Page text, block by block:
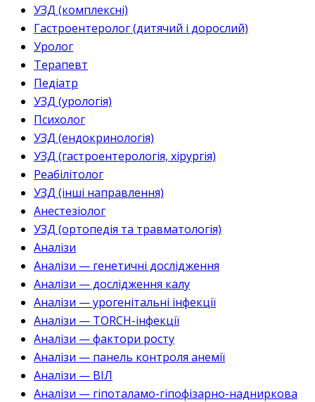
УЗД (комплексні)
Гастроентеролог (дитячий і дорослий)
Уролог
Терапевт
Педіатр
УЗД (урологія)
Психолог
УЗД (ендокринологія)
УЗД (гастроентерологія, хірургія)
Реабілітолог
УЗД (інші направлення)
Анестезіолог
УЗД (ортопедія та травматологія)
Аналізи
Аналізи — генетичні дослідження
Аналізи — дослідження калу
Аналізи — урогенітальні інфекції
Аналізи — TORCH-інфекції
Аналізи — фактори росту
Аналізи — панель контроля анемії
Аналізи — ВІЛ
Аналізи — гіпоталамо-гіпофізарно-надниркова